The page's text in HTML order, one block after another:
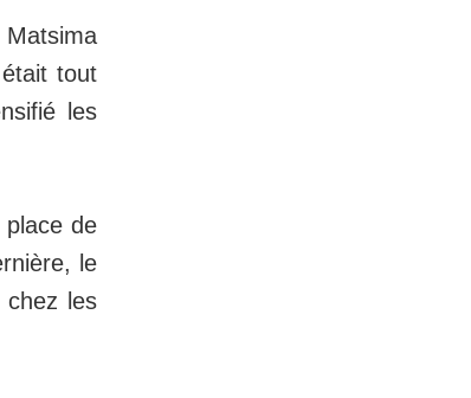
Matsima
tout
les
de
le
les